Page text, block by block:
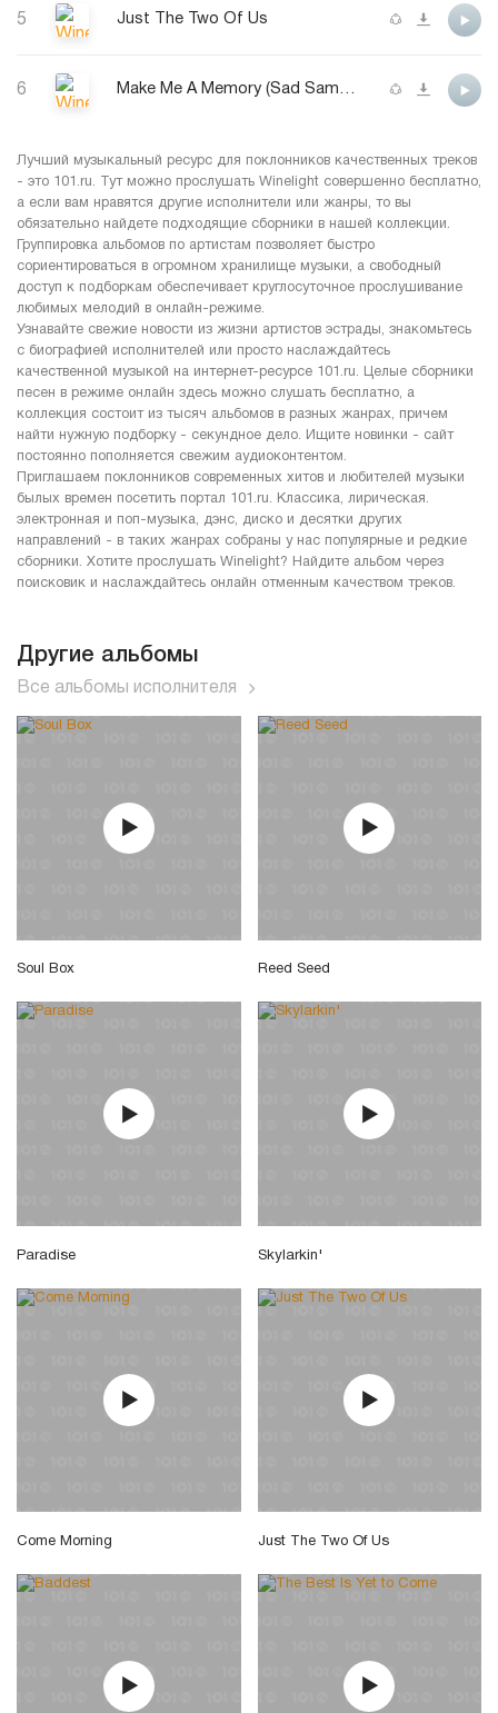
5 Just The Two Of Us
6 Make Me A Memory (Sad Samba)
Лучший музыкальный ресурс для поклонников качественных треков
- это 101.ru. Тут можно прослушать Winelight совершенно бесплатно,
а если вам нравятся другие исполнители или жанры, то вы
обязательно найдете подходящие сборники в нашей коллекции.
Группировка альбомов по артистам позволяет быстро
сориентироваться в огромном хранилище музыки, а свободный
доступ к подборкам обеспечивает круглосуточное прослушивание
любимых мелодий в онлайн-режиме.
Узнавайте свежие новости из жизни артистов эстрады, знакомьтесь
с биографией исполнителей или просто наслаждайтесь
качественной музыкой на интернет-ресурсе 101.ru. Целые сборники
песен в режиме онлайн здесь можно слушать бесплатно, а
коллекция состоит из тысяч альбомов в разных жанрах, причем
найти нужную подборку - секундное дело. Ищите новинки - сайт
постоянно пополняется свежим аудиоконтентом.
Приглашаем поклонников современных хитов и любителей музыки
былых времен посетить портал 101.ru. Классика, лирическая.
электронная и поп-музыка, дэнс, диско и десятки других
направлений - в таких жанрах собраны у нас популярные и редкие
сборники. Хотите прослушать Winelight? Найдите альбом через
поисковик и наслаждайтесь онлайн отменным качеством треков.
Другие альбомы
Все альбомы исполнителя
Soul Box Reed Seed
Paradise Skylarkin'
Come Morning Just The Two Of Us